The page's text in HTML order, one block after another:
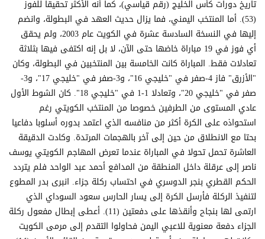
تاريخ دورات كأس الخليج (رقم قياسي)، كما أنه الأكثر تحقيقا للفوز
(53). أما المنتخب اليمني، فما يزال حديث العهد في البطولة، وانضم
إليها في النسخة السادسة عشرة في الكويت عام 2003، ولم يحقق
أي فوز في 19 مباراة خاضها حتى الآن، لا بل إنه اكتفى فيها بثلاثة
تعادلات فقط. المباراة كانت الخامسة بين المنتخبين في البطولة، وكان
"الأزرق" فاز 4-صفر في "خليجي 16"، و3-صفر في "خليجي 17"، و3-
صفر في "خليجي 20"، وتعادلا 1-1 في "خليجي 18". كان الشوط الأول
عادي المستوى من الطرفين خصوصا من المنتخب الكويتي رغم
استحواذه على الكرة أكثر من منافسه الذي اعتمد بدوره أسلوبا دفاعيا
بحتا مع الانطلاق من حين إلى آخر بالهجمات المرتدة. وكادت الدقيقة
العاشرة تحمل تحولا في المباراة عندما تعرض المهاجم الكويتي يوسف
ناصر إلى عرقلة داخل المنطقة من المدافع أحمد عبد الواحد فلم يتردد
الحكم القطري بنجر الدوسري في احتساب ركلة جزاء. انبرى بدر المطوع
لتنفيذ الركلة فأرسل الكرة إلى يسار الحارس سعود السوداي الذي
ارتمى لها بنجاح وأنقذها على دفعتين (11). أعطى إبطال مفعول ركلة
الجزاء دفعة معنوية للاعبي اليمن فحاولوا التقدم إلى مرمى الكويت